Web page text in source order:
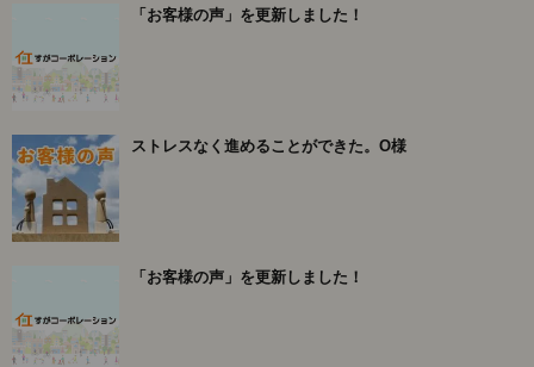
「お客様の声」を更新しました！
ストレスなく進めることができた。O様
「お客様の声」を更新しました！